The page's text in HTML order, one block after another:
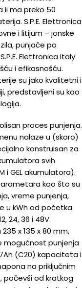
ii ma preko 50
S.P.E. Elettronica
i litijum – jonske
punjače po
Elettronica Italy
i efikasnošću.
su jako kvalitetni i
predstavljeni su kao
proces punjenja.
nalaze u (skoro)
konstruisan za
svih
i GEL akumulatora).
kao što su
vreme punjenja,
u kWh od početka
24, 36 i 48V.
x 135 x 80 mm,
mogućnost punjenja
(C20) kapaciteta i
na priključnim
počevši od kratkog